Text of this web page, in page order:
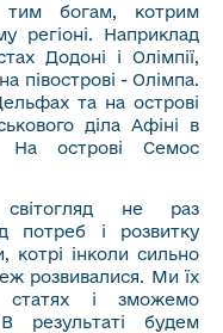
тим богам, котрим
регіоні. Наприклад
Додоні і Олімпії,
півострові - Олімпа.
та на острові
діла Афіні в
На острові Семос
не раз
потреб і розвитку
котрі інколи сильно
розвивалися. Ми їх
статях і зможемо
результаті будем